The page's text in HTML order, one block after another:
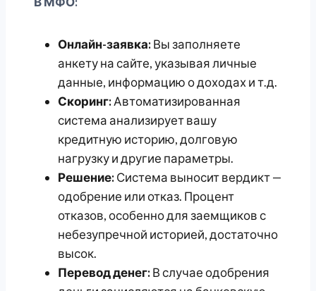
Онлайн-заявка:Вы заполняете
анкету на сайте, указывая личные
данные, информацию о доходах и т.д.
Скоринг:Автоматизированная
система анализирует вашу
кредитную историю, долговую
нагрузку и другие параметры.
Решение:Система выносит вердикт —
одобрение или отказ. Процент
отказов, особенно для заемщиков с
небезупречной историей, достаточно
высок.
Перевод денег:В случае одобрения